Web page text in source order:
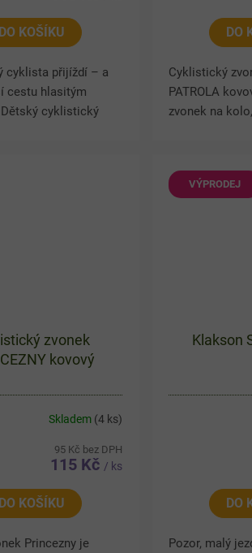
DO KOŠÍKU
cyklista přijíždí – a
cestu hlasitým
cyklistický
DO
Cyklistický
PATROLA
zvonek na
patroly (Paw
zvonek
kovový
Skladem (4 ks)
95 Kč bez DPH
115 Kč / ks
DO KOŠÍKU
Princezny je
VÝPRODEJ
Klakson
DO
Pozor, malý